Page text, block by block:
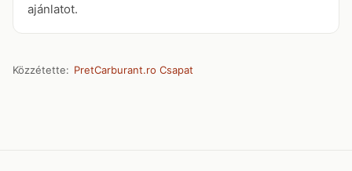
ajánlatot.
Közzétette: PretCarburant.ro Csapat